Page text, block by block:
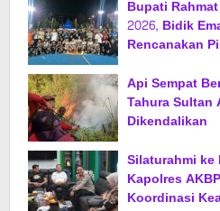
Bupati
2026, Bidik
Rencanakan
Api Sempat
Tahura Sultan
Dikendalikan
Silaturahmi ke
Kapolres
Koordinasi